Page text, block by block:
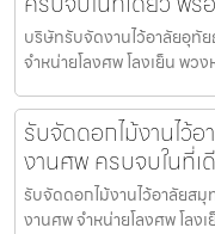
บริษัทรับจัดงานไว้อาลัยอุทั
จำหน่ายโลงศพ โลงเย็น พว
รับจัดดอกไม้งานไว้
งานศพ ครบจบในที่เ
รับจัดดอกไม้งานไว้อาลัยส
งานศพ จำหน่ายโลงศพ โลง